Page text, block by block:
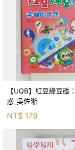
【UQB】紅豆綠豆碰
惑_吳佐晰
NT$ 179